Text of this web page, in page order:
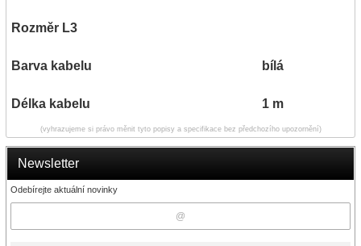
Newsletter
Odebírejte aktuální novinky
Rozměr L3
Barva kabelu bílá
Délka kabelu 1 m
(vyhrazujeme si právo měnit tyto popisy a specifikace bez předchozího upozornění)